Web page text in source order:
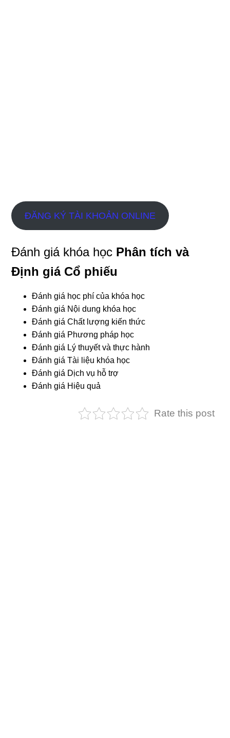
ĐĂNG KÝ TÀI KHOẢN ONLINE
Đánh giá khóa học Phân tích và
Định giá Cổ phiếu
Đánh giá học phí của khóa học
Đánh giá Nội dung khóa học
Đánh giá Chất lượng kiến thức
Đánh giá Phương pháp học
Đánh giá Lý thuyết và thực hành
Đánh giá Tài liệu khóa học
Đánh giá Dịch vụ hỗ trợ
Đánh giá Hiệu quả
Rate this post